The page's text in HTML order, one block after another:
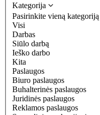
Kategorija
Pasirinkite vieną kategoriją
Visi
Darbas
Siūlo darbą
Ieško darbo
Kita
Paslaugos
Biuro paslaugos
Buhalterinės paslaugos
Juridinės paslaugos
Reklamos paslaugos